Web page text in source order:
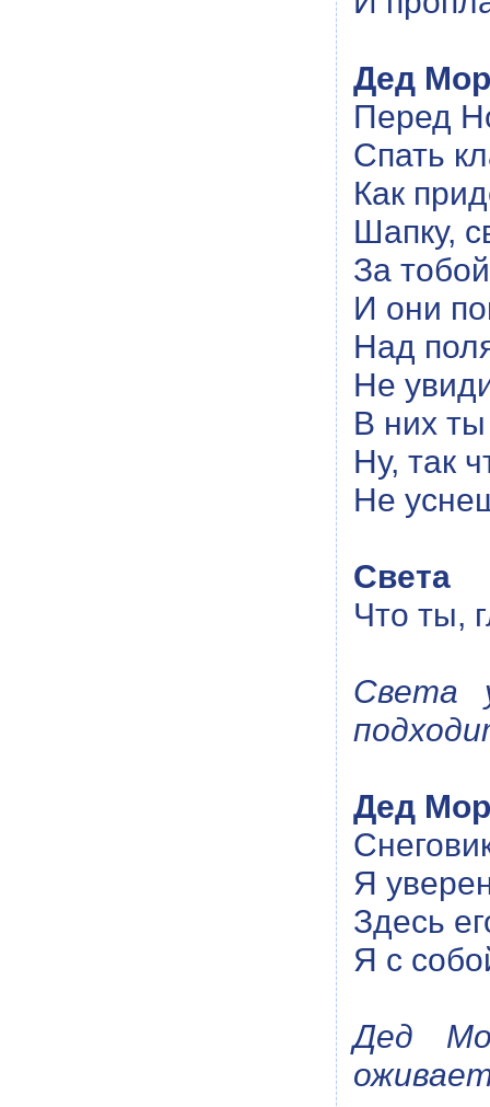
Дед
Перед
Спать
Как
Шапку,
За
И они
Над
Не
В них
Ну, так
Не
Света
Что ты,
Света
Дед
Я
Здесь
Я с
Дед